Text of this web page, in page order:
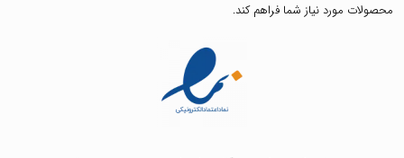
محصولات مورد نیاز شما فراهم کند.